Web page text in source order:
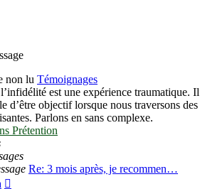
Témoignages
est une expérience traumatique. Il
d’être objectif lorsque nous traversons des
Parlons en sans complexe.
Prétention
Re: 3 mois après, je recommen…